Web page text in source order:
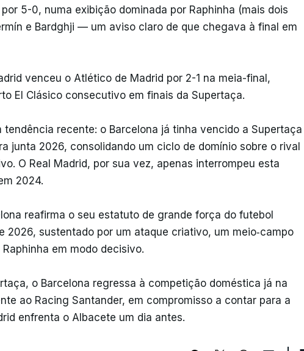
5-0, numa exibição dominada por Raphinha (mais dois
e Bardghji — um aviso claro de que chegava à final em
venceu o Atlético de Madrid por 2-1 na meia-final,
El Clásico consecutivo em finais da Supertaça.
tendência recente: o Barcelona já tinha vencido a Supertaça
junta 2026, consolidando um ciclo de domínio sobre o rival
O Real Madrid, por sua vez, apenas interrompeu esta
2024.
reafirma o seu estatuto de grande força do futebol
2026, sustentado por um ataque criativo, um meio‑campo
em modo decisivo.
o Barcelona regressa à competição doméstica já na
ao Racing Santander, em compromisso a contar para a
enfrenta o Albacete um dia antes.